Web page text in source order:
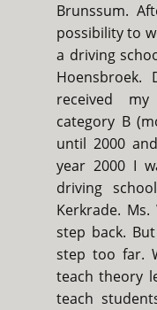
Brunssum.
possibility to
a driving
received
category B
until 2000
year 2000 I
driving
Kerkrade.
step back.
step too far.
teach theory
teach